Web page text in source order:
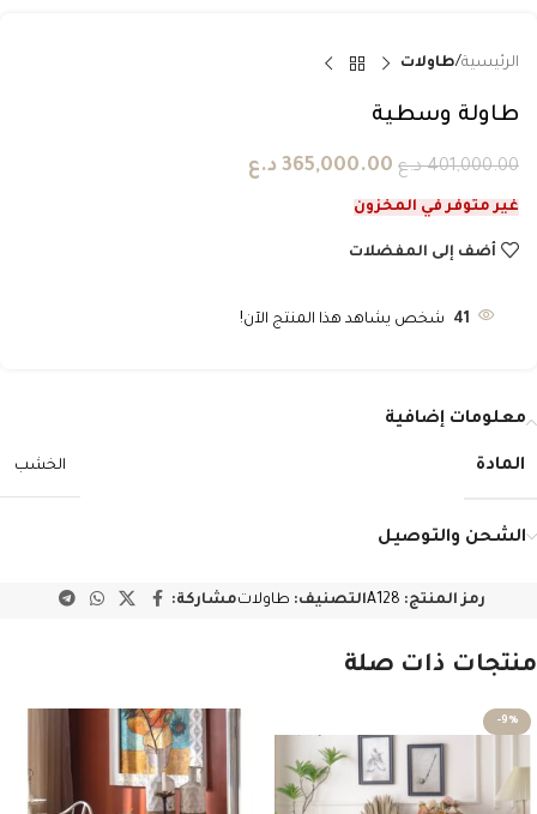
الرئيسية طاولات
طاولة وسطية
401,000.00 د.ع 365,000.00 د.ع
غير متوفر في المخزون
أضف إلى المفضلات
41 شخص يشاهد هذا المنتج الآن!
معلومات إضافية
المادة الخشب
الشحن والتوصيل
رمز المنتج: A128التصنيف: طاولاتمشاركة:
منتجات ذات صلة
-9%